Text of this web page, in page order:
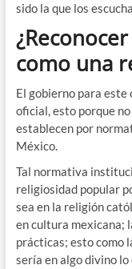
sido la que los
como una
El gobierno para este
oficial, esto porque
establecen por
México.
Tal normativa
religiosidad popular
sea en la religión
en cultura mexicana;
prácticas; esto como
sería en algo divino